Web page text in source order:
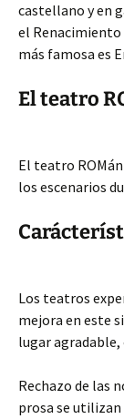
castellano y en
el Renacimiento
más famosa es
El teatro
El teatro
los escenarios
Los teatros
mejora en este
lugar
Rechazo de las
prosa se utilizan